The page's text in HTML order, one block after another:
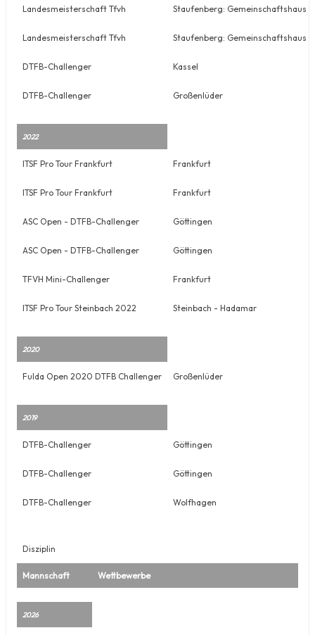
Landesmeisterschaft Tfvh Staufenberg: Gemeinschaftshaus
Landesmeisterschaft Tfvh Staufenberg: Gemeinschaftshaus
DTFB-Challenger Kassel
DTFB-Challenger Großenlüder
2022
ITSF Pro Tour Frankfurt Frankfurt
ITSF Pro Tour Frankfurt Frankfurt
ASC Open - DTFB-Challenger Göttingen
ASC Open - DTFB-Challenger Göttingen
TFVH Mini-Challenger Frankfurt
ITSF Pro Tour Steinbach 2022 Steinbach - Hadamar
2020
Fulda Open 2020 DTFB Challenger Großenlüder
2019
DTFB-Challenger Göttingen
DTFB-Challenger Göttingen
DTFB-Challenger Wolfhagen
Disziplin
Mannschaft Wettbewerbe
2026